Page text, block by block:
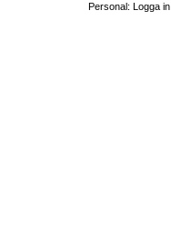
Personal: Logga in